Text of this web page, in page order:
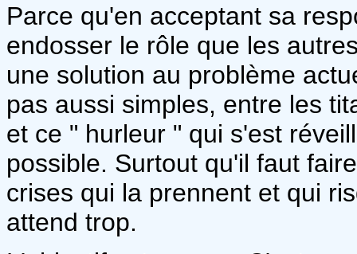
Parce qu'en acceptant sa
endosser le rôle que les
une solution au problème
pas aussi simples, entre les
et ce " hurleur " qui s'est
possible. Surtout qu'il faut
crises qui la prennent et qui
attend trop.